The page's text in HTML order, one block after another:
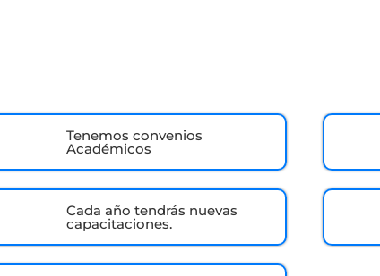
Tenemos convenios
Académicos
Cada año tendrás nuevas
capacitaciones.